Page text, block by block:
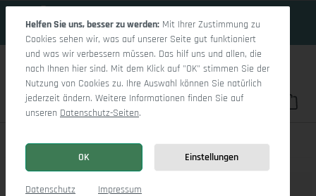
Du hast 0
Sitz Concept smart 1001 Ecksofa 1,5Aho SE Large L
Produktbilder
Helfen Sie uns, besser zu werden: Mit Ihrer Zustimmung zu
Cookies sehen wir, was auf unserer Seite gut funktioniert
und was wir verbessern müssen. Das hilf uns und allen, die
nach Ihnen hier sind. Mit dem Klick auf "OK" stimmen Sie der
Nutzung von Cookies zu. Ihre Auswahl können Sie natürlich
jederzeit ändern. Weitere Informationen finden Sie auf
unseren Datenschutz-Seiten.
OK Einstellungen
Datenschutz Impressum